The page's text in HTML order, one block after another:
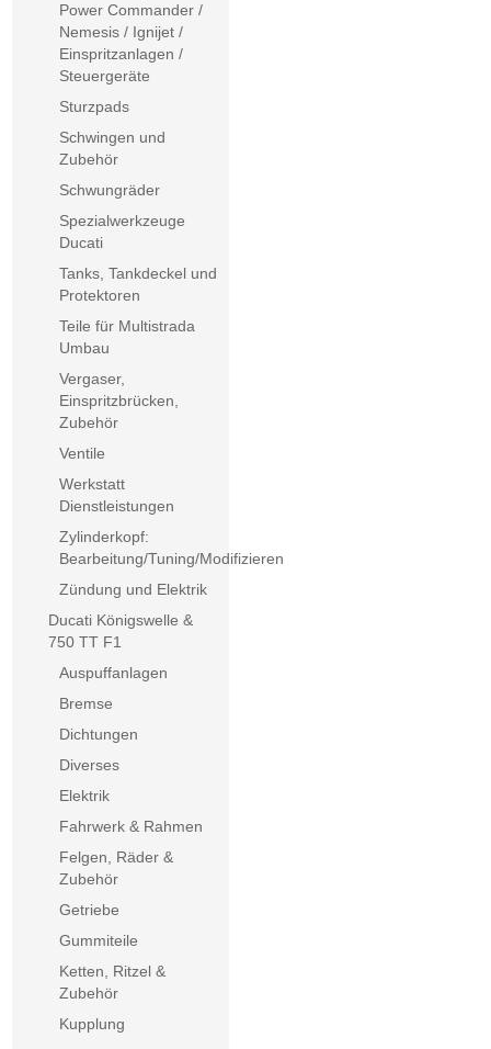
Power Commander /
Nemesis / Ignijet /
Einspritzanlagen /
Steuergeräte
Sturzpads
Schwingen und
Zubehör
Schwungräder
Spezialwerkzeuge
Ducati
Tanks, Tankdeckel und
Protektoren
Teile für Multistrada
Umbau
Vergaser,
Einspritzbrücken,
Zubehör
Ventile
Werkstatt
Dienstleistungen
Zylinderkopf:
Bearbeitung/Tuning/Modifizieren
Zündung und Elektrik
Ducati Königswelle &
750 TT F1
Auspuffanlagen
Bremse
Dichtungen
Diverses
Elektrik
Fahrwerk & Rahmen
Felgen, Räder &
Zubehör
Getriebe
Gummiteile
Ketten, Ritzel &
Zubehör
Kupplung